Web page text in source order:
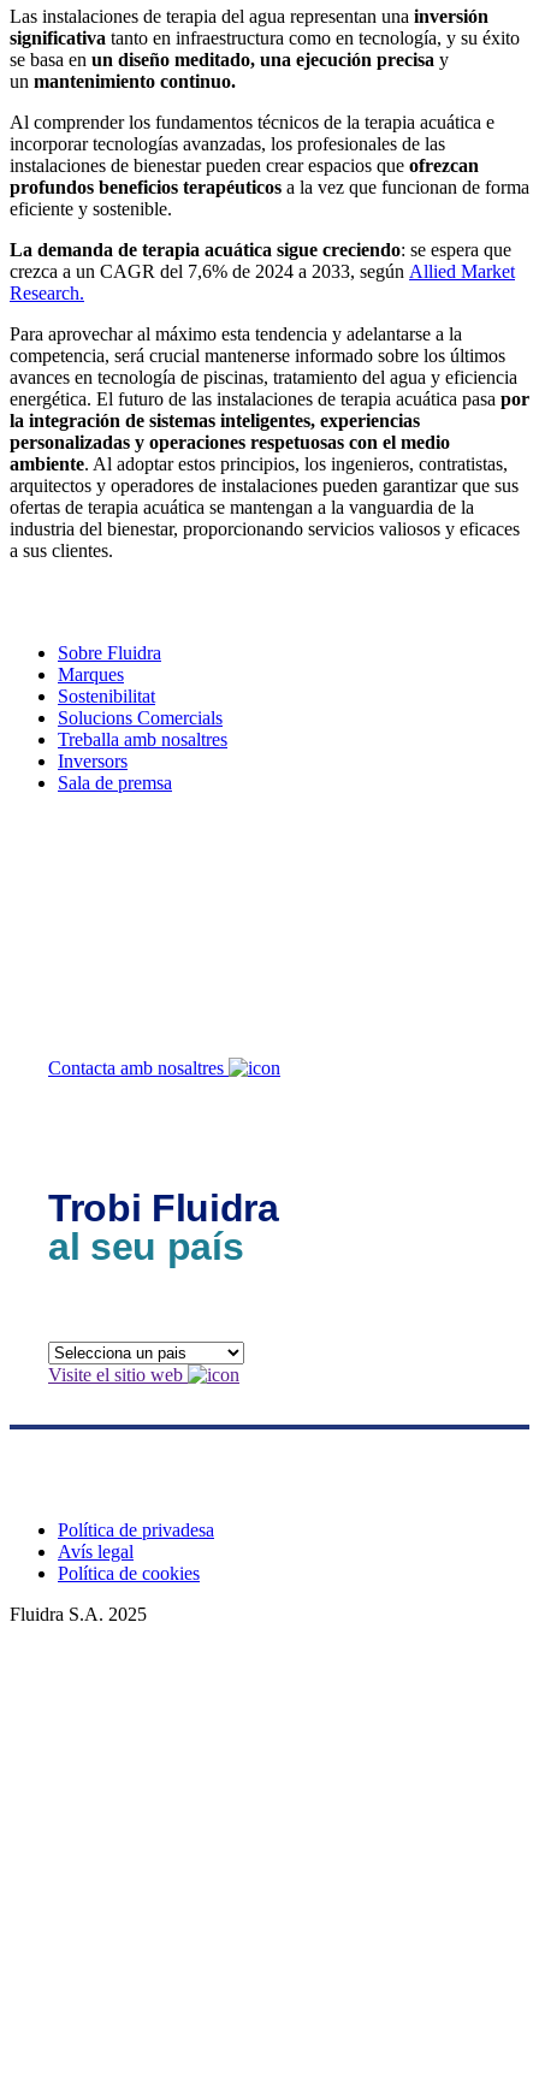
Las instalaciones de terapia del agua representan una inversión
significativa tanto en infraestructura como en tecnología, y su éxito
se basa en un diseño meditado, una ejecución precisa y
un mantenimiento continuo.
Al comprender los fundamentos técnicos de la terapia acuática e
incorporar tecnologías avanzadas, los profesionales de las
instalaciones de bienestar pueden crear espacios que ofrezcan
profundos beneficios terapéuticos a la vez que funcionan de forma
eficiente y sostenible.
La demanda de terapia acuática sigue creciendo: se espera que
crezca a un CAGR del 7,6% de 2024 a 2033, según Allied Market
Research.
Para aprovechar al máximo esta tendencia y adelantarse a la
competencia, será crucial mantenerse informado sobre los últimos
avances en tecnología de piscinas, tratamiento del agua y eficiencia
energética. El futuro de las instalaciones de terapia acuática pasa por
la integración de sistemas inteligentes, experiencias
personalizadas y operaciones respetuosas con el medio
ambiente. Al adoptar estos principios, los ingenieros, contratistas,
arquitectos y operadores de instalaciones pueden garantizar que sus
ofertas de terapia acuática se mantengan a la vanguardia de la
industria del bienestar, proporcionando servicios valiosos y eficaces
a sus clientes.
Sobre Fluidra
Marques
Sostenibilitat
Solucions Comercials
Treballa amb nosaltres
Inversors
Sala de premsa
Contacta amb nosaltres
Trobi Fluidra
al seu país
Visite el sitio web
Política de privadesa
Avís legal
Política de cookies
Fluidra S.A. 2025